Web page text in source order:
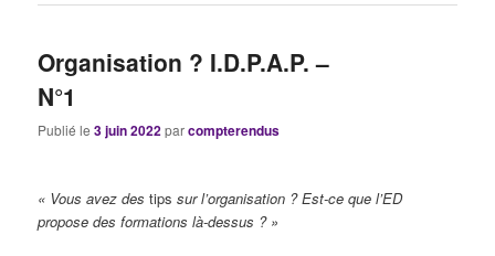
Organisation ? I.D.P.A.P. –
N°1
Publié le3 juin 2022parcompterendus
« Vous avez destips sur l’organisation ? Est-ce que l’ED
propose des formations là-dessus ? »